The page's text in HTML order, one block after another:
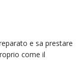
e sa prestare
come il